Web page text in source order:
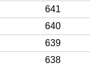
641
640
639
638